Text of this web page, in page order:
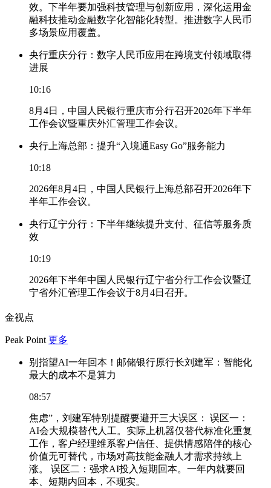
效。下半年要加强科技管理与创新应用，深化运用金
融科技推动金融数字化智能化转型。推进数字人民币
多场景应用覆盖。
央行重庆分行：数字人民币应用在跨境支付领域取得
进展
10:16
8月4日，中国人民银行重庆市分行召开2026年下半年
工作会议暨重庆外汇管理工作会议。
央行上海总部：提升“入境通Easy Go”服务能力
10:18
2026年8月4日，中国人民银行上海总部召开2026年下
半年工作会议。
央行辽宁分行：下半年继续提升支付、征信等服务质
效
10:19
2026年下半年中国人民银行辽宁省分行工作会议暨辽
宁省外汇管理工作会议于8月4日召开。
金视点
Peak Point 更多
别指望AI一年回本！邮储银行原行长刘建军：智能化
最大的成本不是算力
08:57
焦虑”，刘建军特别提醒要避开三大误区： 误区一：
AI会大规模替代人工。实际上机器仅替代标准化重复
工作，客户经理维系客户信任、提供情感陪伴的核心
价值无可替代，市场对高技能金融人才需求持续上
涨。 误区二：强求AI投入短期回本。一年内就要回
本、短期内回本，不现实。